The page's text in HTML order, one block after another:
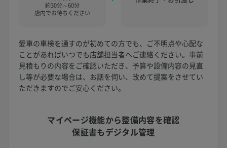
約30分～60分
店内でお待ちください
愛車の車検を通すのが初めての方でも、ご不明点や心配な
ことがあればいつでも店舗担当者へご連絡ください。事前
見積もりの内容をご確認いただき、予算や設備内容の見直
し等が必要な場合は、お話を伺い、改めて提案をさせてい
ただきますのでご安心ください。
マイページ機能から整備内容を確認
保証書もデジタル管理